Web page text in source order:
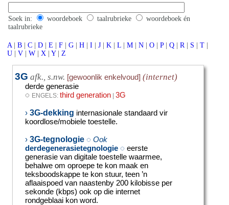
Soek in: woordeboek taalrubrieke
woordeboek én
taalrubrieke
A | B | C | D | E | F | G | H | I | J | K | L | M | N | O | P | Q | R | S | T |
U | V | W | X | Y | Z
3G afk., s.nw. [gewoonlik enkelvoud] (internet)
derde generasie
◌ ENGELS:third generation |3G
›3G-dekking internasionale standaard vir
koordlose/mobiele toestelle.
›3G-tegnologie◌Ook
derdegenerasietegnologie ◌eerste
generasie van digitale toestelle waarmee,
behalwe om oproepe te kon maak en
teksboodskappe te kon stuur, teen ’n
aflaaispoed van naastenby 200 kilobisse per
sekonde (kbps) ook op die internet
rondgeblaai kon word.